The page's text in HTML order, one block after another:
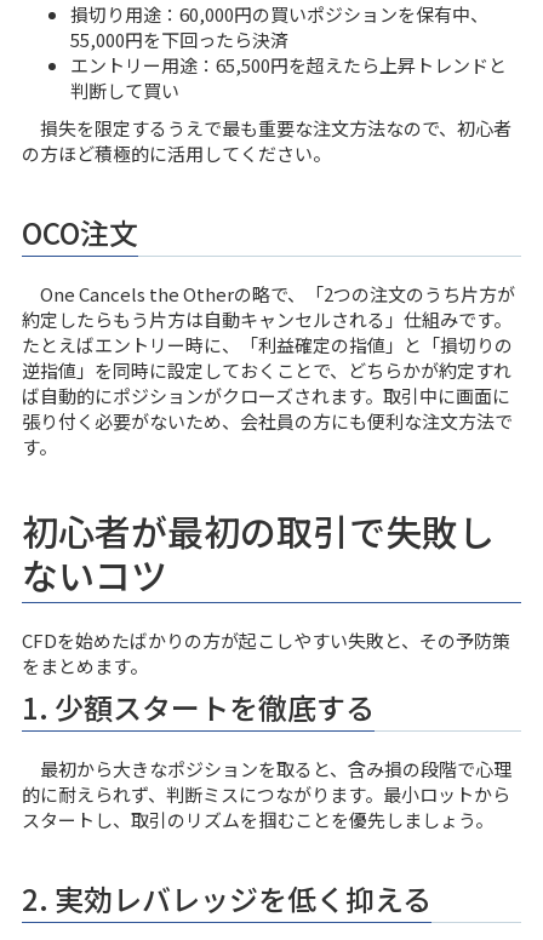
損切り用途：60,000円の買いポジションを保有中、
55,000円を下回ったら決済
エントリー用途：65,500円を超えたら上昇トレンドと
判断して買い
損失を限定するうえで最も重要な注文方法なので、初心者
の方ほど積極的に活用してください。
OCO注文
One Cancels the Otherの略で、「2つの注文のうち片方が
約定したらもう片方は自動キャンセルされる」仕組みです。
たとえばエントリー時に、「利益確定の指値」と「損切りの
逆指値」を同時に設定しておくことで、どちらかが約定すれ
ば自動的にポジションがクローズされます。取引中に画面に
張り付く必要がないため、会社員の方にも便利な注文方法で
す。
初心者が最初の取引で失敗し
ないコツ
CFDを始めたばかりの方が起こしやすい失敗と、その予防策
をまとめます。
1. 少額スタートを徹底する
最初から大きなポジションを取ると、含み損の段階で心理
的に耐えられず、判断ミスにつながります。最小ロットから
スタートし、取引のリズムを掴むことを優先しましょう。
2. 実効レバレッジを低く抑える